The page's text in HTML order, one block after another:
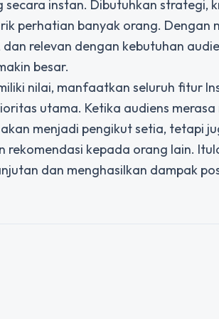
instan. Dibutuhkan strategi,
perhatian banyak orang. Dengan
relevan dengan kebutuhan
besar.
nilai, manfaatkan seluruh fitur
utama. Ketika audiens
menjadi pengikut setia, tetapi
rekomendasi kepada orang lain.
dan menghasilkan dampak